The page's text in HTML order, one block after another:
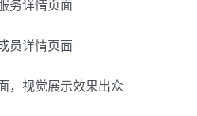
务详情页面
员详情页面
，视觉展示效果出众